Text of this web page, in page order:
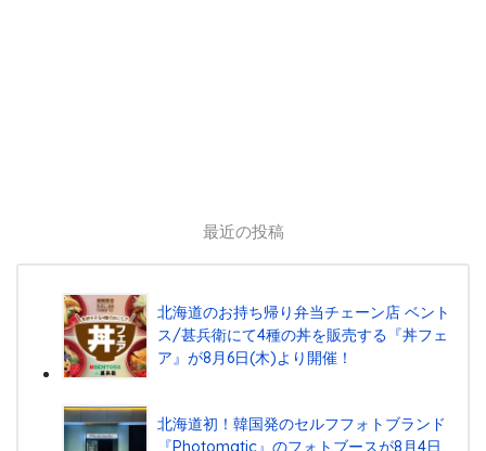
最近の投稿
北海道のお持ち帰り弁当チェーン店 ベント
ス/甚兵衛にて4種の丼を販売する『丼フェ
ア』が8月6日(木)より開催！
北海道初！韓国発のセルフフォトブランド
『Photomatic』のフォトブースが8月4日